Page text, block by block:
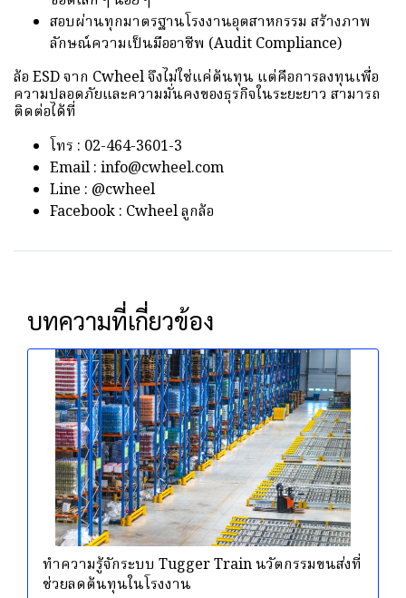
สอบผ่านทุกมาตรฐานโรงงานอุตสาหกรรม สร้างภาพ
ลักษณ์ความเป็นมืออาชีพ (Audit Compliance)
ล้อ ESD จาก Cwheel จึงไม่ใช่แค่ต้นทุน แต่คือการลงทุนเพื่อ
ความปลอดภัยและความมั่นคงของธุรกิจในระยะยาว สามารถ
ติดต่อได้ที่
โทร : 02-464-3601-3
Email : info@cwheel.com
Line : @cwheel
Facebook : Cwheel ลูกล้อ
บทความที่เกี่ยวข้อง
ทำความรู้จักระบบ Tugger Train นวัตกรรมขนส่งที่
ช่วยลดต้นทุนในโรงงาน